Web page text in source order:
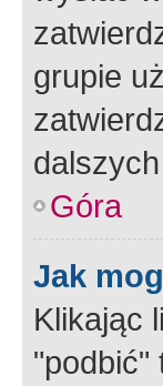
grupie
Góra
Jak
Klikając
"podbić"